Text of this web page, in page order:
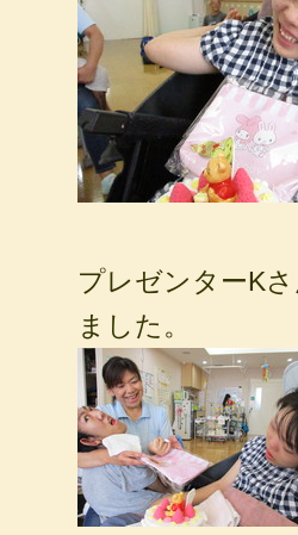
プレゼンターK
ました。